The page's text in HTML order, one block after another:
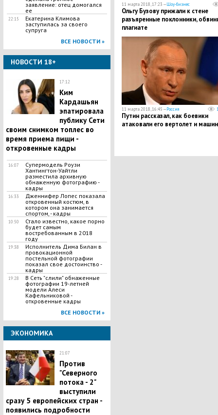
заявление: отец домогался
ее
22:15
Екатерина Климова
заступилась за своего
супруга
ВСЕ НОВОСТИ »
НОВОСТИ 18+
17:12
Ким
Кардашьян
эпатировала
публику Сети
своим снимком топлес во
время приема пищи -
откровенные кадры
16:07
Супермодель Роузи
Хантингтон-Уайтли
разместила архивную
обнаженную фотографию -
кадры
16:33
Дженнифер Лопес показала
откровенный костюм, в
котором она занимается
спортом, - кадры
10:50
Стало известно, какое порно
будет самым
востребованным в 2018
году
19:38
Исполнитель Дима Билан в
провокационной
постельной фотографии
показал свое достоинство -
кадры
19:28
В Сеть "слили" обнаженные
фотографии 19-летней
модели Алеси
Кафельниковой -
откровенные кадры
ВСЕ НОВОСТИ »
ЭКОНОМИКА
21:07
Против
"Северного
потока - 2"
выступили
сразу 5 европейских стран -
появились подробности
11 марта 2018, 17:23 —Шоу-бизнес
​Ольгу Бузову прижали к стене
разъяренные поклонники,
плагиате
11 марта 2018, 16:45 —Россия
Путин рассказал, как боевики
атаковали его вертолет и